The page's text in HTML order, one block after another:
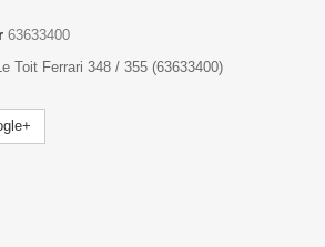
63633400
Toit Ferrari 348 / 355 (63633400)